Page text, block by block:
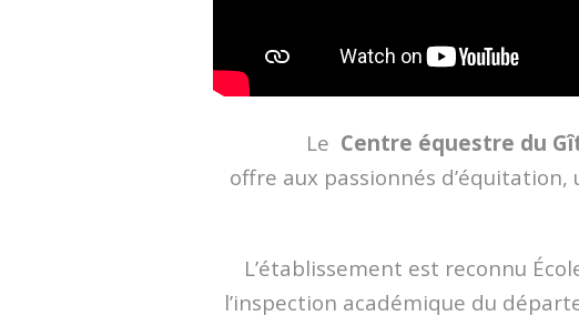
Le Centre équestre du
offre aux passionnés
L’établissement est reconnu
l’inspection académique du